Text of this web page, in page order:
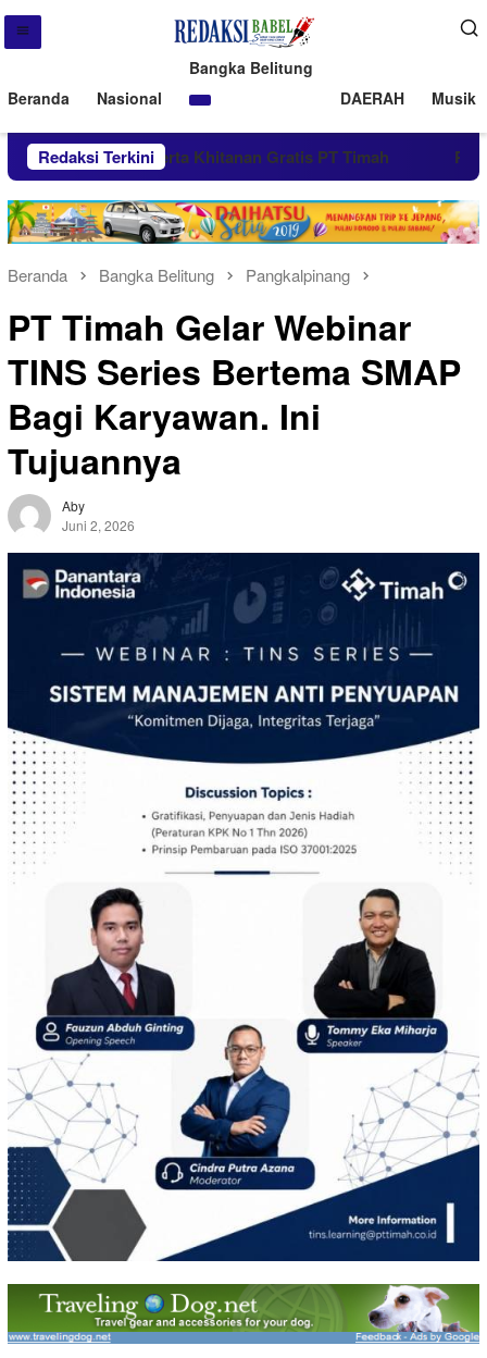
Beranda Nasional
Bangka Belitung
DAERAH
Musik
Redaksi Terkini
Satu Peserta Khitanan Gratis PT Timah
Beranda Bangka Belitung Pangkalpinang
PT Timah Gelar Webinar
TINS Series Bertema SMAP
Bagi Karyawan. Ini
Tujuannya
Aby
Juni 2, 2026